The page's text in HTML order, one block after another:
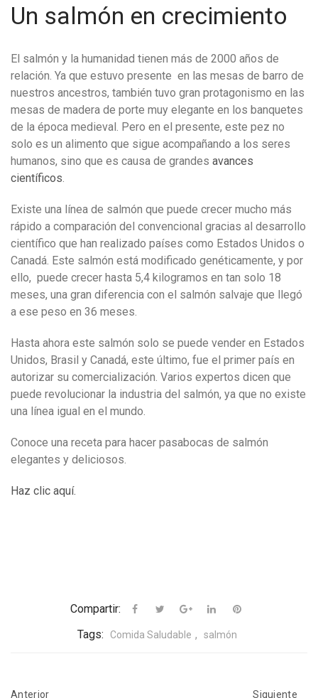
Un salmón en crecimiento
El salmón y la humanidad tienen más de 2000 años de
relación. Ya que estuvo presente en las mesas de barro de
nuestros ancestros, también tuvo gran protagonismo en las
mesas de madera de porte muy elegante en los banquetes
de la época medieval. Pero en el presente, este pez no
solo es un alimento que sigue acompañando a los seres
humanos, sino que es causa de grandes avances
científicos
Existe una línea de salmón que puede crecer mucho más
rápido a comparación del convencional gracias al desarrollo
científico que han realizado países como Estados Unidos o
Canadá. Este salmón está modificado genéticamente, y por
ello, puede crecer hasta 5,4 kilogramos en tan solo 18
meses, una gran diferencia con el salmón salvaje que llegó
a ese peso en 36 meses.
Hasta ahora este salmón solo se puede vender en Estados
Unidos, Brasil y Canadá, este último, fue el primer país en
autorizar su comercialización. Varios expertos dicen que
puede revolucionar la industria del salmón, ya que no existe
una línea igual en el mundo.
Conoce una receta para hacer pasabocas de salmón
elegantes y deliciosos.
Haz clic aquí.
Compartir:
Tags:
Comida Saludable , salmón
Anterior Siguiente